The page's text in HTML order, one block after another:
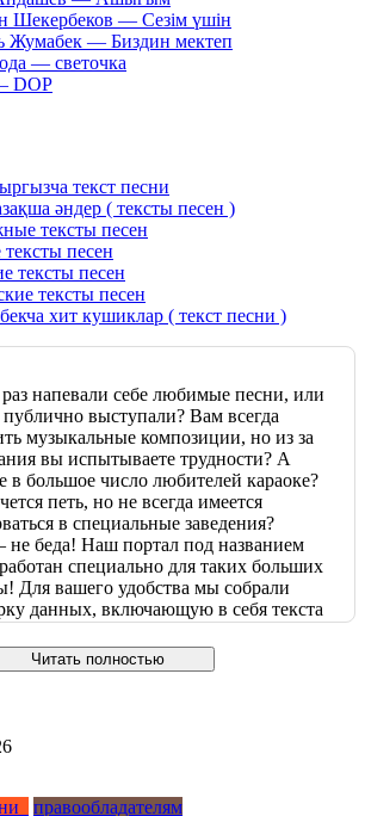
Шекербеков — Сезім үшін
Жумабек — Биздин мектеп
— светочка
DOP
текст песни
әндер ( тексты песен )
тексты песен
тексты песен
тексты песен
тексты песен
хит кушиклар ( текст песни )
напевали себе любимые песни, или
выступали? Вам всегда
музыкальные композиции, но из за
вы испытываете трудности? А
в большое число любителей караоке?
петь, но не всегда имеется
в специальные заведения?
не беда! Наш портал под названием
специально для таких больших
Для вашего удобства мы собрали
данных, включающую в себя текста
выезжать куда либо или
все ваши друзья соберутся вместе!
напевая свои любимые композиции, не
их значения. Теперь вы с лёгкостью
база данных достигает
Читать полностью
правообладателям